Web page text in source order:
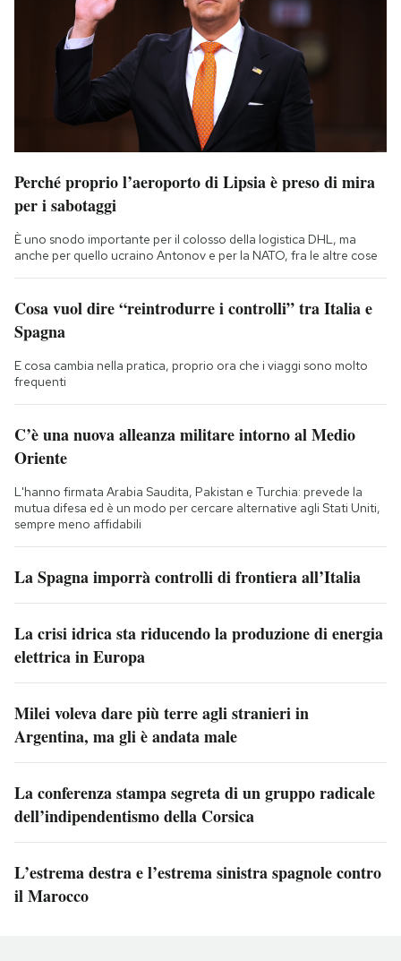
Perché proprio l’aeroporto di Lipsia è preso di mira
per i sabotaggi
È uno snodo importante per il colosso della logistica DHL, ma
anche per quello ucraino Antonov e per la NATO, fra le altre cose
Cosa vuol dire “reintrodurre i controlli” tra Italia e
Spagna
E cosa cambia nella pratica, proprio ora che i viaggi sono molto
frequenti
C’è una nuova alleanza militare intorno al Medio
Oriente
L'hanno firmata Arabia Saudita, Pakistan e Turchia: prevede la
mutua difesa ed è un modo per cercare alternative agli Stati Uniti,
sempre meno affidabili
La Spagna imporrà controlli di frontiera all’Italia
La crisi idrica sta riducendo la produzione di energia
elettrica in Europa
Milei voleva dare più terre agli stranieri in
Argentina, ma gli è andata male
La conferenza stampa segreta di un gruppo radicale
dell’indipendentismo della Corsica
L’estrema destra e l’estrema sinistra spagnole contro
il Marocco